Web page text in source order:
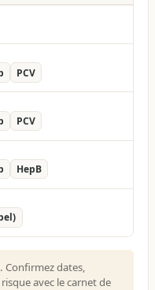
PCV
PCV
HepB
Confirmez dates,
avec le carnet de